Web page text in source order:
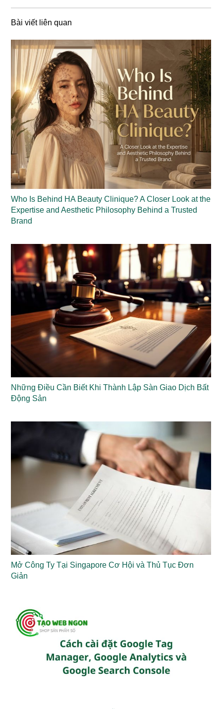
Bài viết liên quan
Who Is Behind HA Beauty Clinique? A Closer Look at the
Expertise and Aesthetic Philosophy Behind a Trusted
Brand
Những Điều Cần Biết Khi Thành Lập Sàn Giao Dịch Bất
Động Sản
Mở Công Ty Tại Singapore Cơ Hội và Thủ Tục Đơn
Giản